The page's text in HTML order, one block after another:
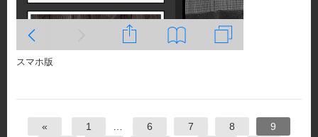
スマホ版
« 1 6 7 8
9